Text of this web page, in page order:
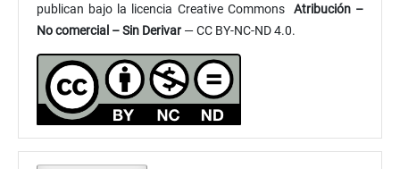
publican bajo la licencia Creative Commons
Atribución–
No comercial – Sin Derivar — CC BY-NC-ND 4.0.